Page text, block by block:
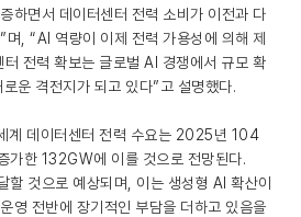
하면서 데이터센터 전력 소비가 이전과 다
며, “AI 역량이 이제 전력 가용성에 의해 제
전력 확보는 글로벌 AI 경쟁에서 규모 확
운 격전지가 되고 있다”고 설명했다.
계 데이터센터 전력 수요는 2025년 104
가한 132GW에 이를 것으로 전망된다.
것으로 예상되며, 이는 생성형 AI 확산이
영 전반에 장기적인 부담을 더하고 있음을